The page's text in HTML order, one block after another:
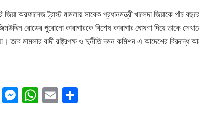
জিয়া অরফানেজ ট্রাস্ট মামলায় সাবেক প্রধানমন্ত্রী খালেদা জিয়াকে পাঁচ
রোডের পুরোনো কারাগারকে বিশেষ কারাগার ঘোষণা দিয়ে তাকে
তবে মামলার বাদী রাষ্ট্রপক্ষ ও দুর্নীতি দমন কমিশন এ আদেশের
TwitterMessenger
WhatsApp
Email